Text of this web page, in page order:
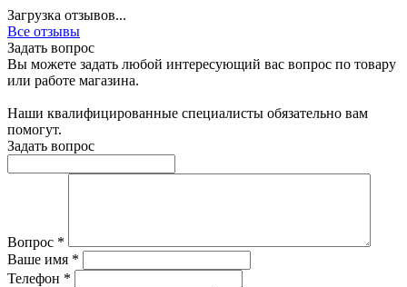
Загрузка отзывов...
Все отзывы
Задать вопрос
Вы можете задать любой интересующий вас вопрос по товару
или работе магазина.
Наши квалифицированные специалисты обязательно вам
помогут.
Задать вопрос
Вопрос *
Ваше имя *
Телефон *